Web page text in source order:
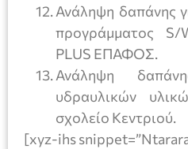
Ανάληψη δαπάνης
προγράμματος S/
PLUS ΕΠΑΦΟΣ.
Ανάληψη
υδραυλικών
σχολείο Κεντριού.
[xyz-ihs